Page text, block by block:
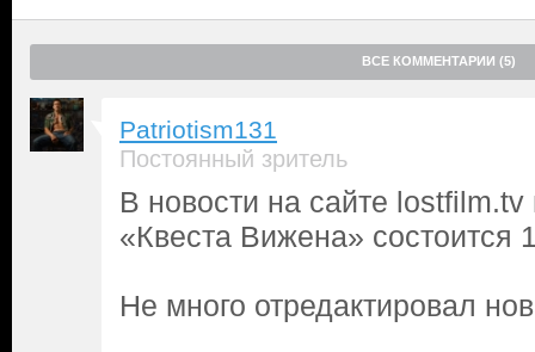
ВСЕ КОММЕНТАРИИ (5)
Patriotism131
Постоянный зритель
В новости на сайте
«Квеста Вижена» состоится
Не много отредактировал